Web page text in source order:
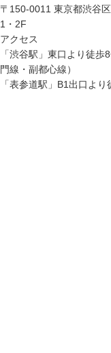
〒150-0011 東京都渋谷
1・2F
アクセス
「渋谷駅」東口より徒
門線・副都心線）
「表参道駅」B1出口よ